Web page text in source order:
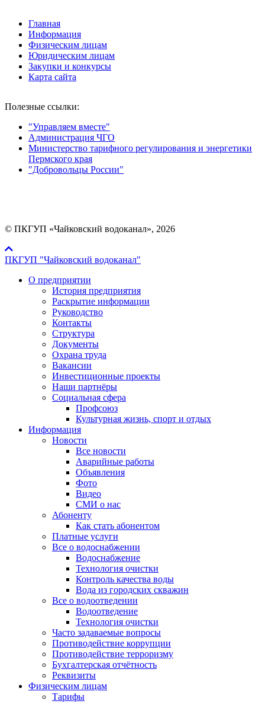
Главная
Информация
Физическим лицам
Юридическим лицам
Закупки и конкурсы
Карта сайта
Полезные ссылки:
"Управляем вместе"
Администрация ЧГО
Министерство тарифного регулирования и энергетики
Пермского края
"Добровольцы России"
© ПКГУП «Чайковский водоканал», 2026
ПКГУП "Чайковский водоканал"
О предприятии
История предприятия
Раскрытие информации
Руководство
Контакты
Структура
Документы
Охрана труда
Вакансии
Инвестиционные проекты
Наши партнёры
Социальная сфера
Профсоюз
Культурная жизнь, спорт и отдых
Информация
Новости
Все новости
Аварийные работы
Объявления
Фото
Видео
СМИ о нас
Абоненту
Как стать абонентом
Платные услуги
Все о водоснабжении
Водоснабжение
Технология очистки
Контроль качества воды
Вода из городских скважин
Все о водоотведении
Водоотведение
Технология очистки
Часто задаваемые вопросы
Противодействие коррупции
Противодействие терроризму
Бухгалтерская отчётность
Реквизиты
Физическим лицам
Тарифы